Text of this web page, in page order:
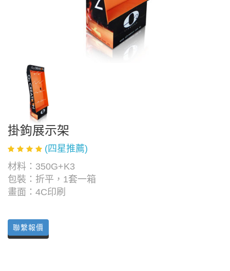
掛鉤展示架
(四星推薦)
材料：350G+K3
包裝：折平，1套一箱
畫面：4C印刷
聯繫報價